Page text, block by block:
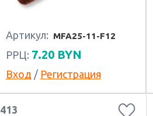
Артикул: MFA25-11-F12
РРЦ: 7.20BYN
Вход / Регистрация
413